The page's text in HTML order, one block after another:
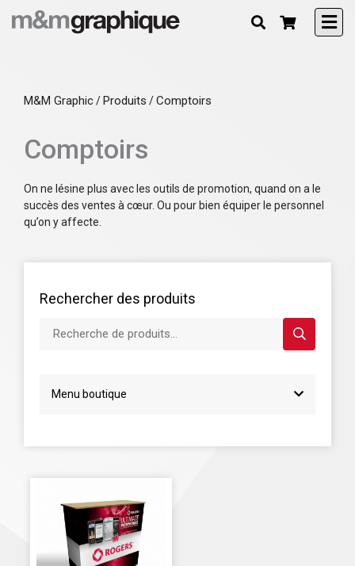
M&M Graphic/Produits /Comptoirs
Comptoirs
On ne lésine plus avec les outils de promotion, quand on a le
succès des ventes à cœur. Ou pour bien équiper le personnel
qu’on y affecte.
Rechercher des produits
Menu boutique